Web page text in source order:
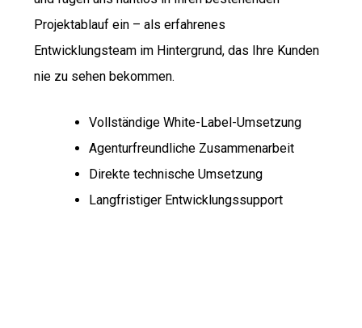
Projektablauf ein – als erfahrenes
Entwicklungsteam im Hintergrund, das Ihre Kunden
nie zu sehen bekommen.
Vollständige White-Label-Umsetzung
Agenturfreundliche Zusammenarbeit
Direkte technische Umsetzung
Langfristiger Entwicklungssupport